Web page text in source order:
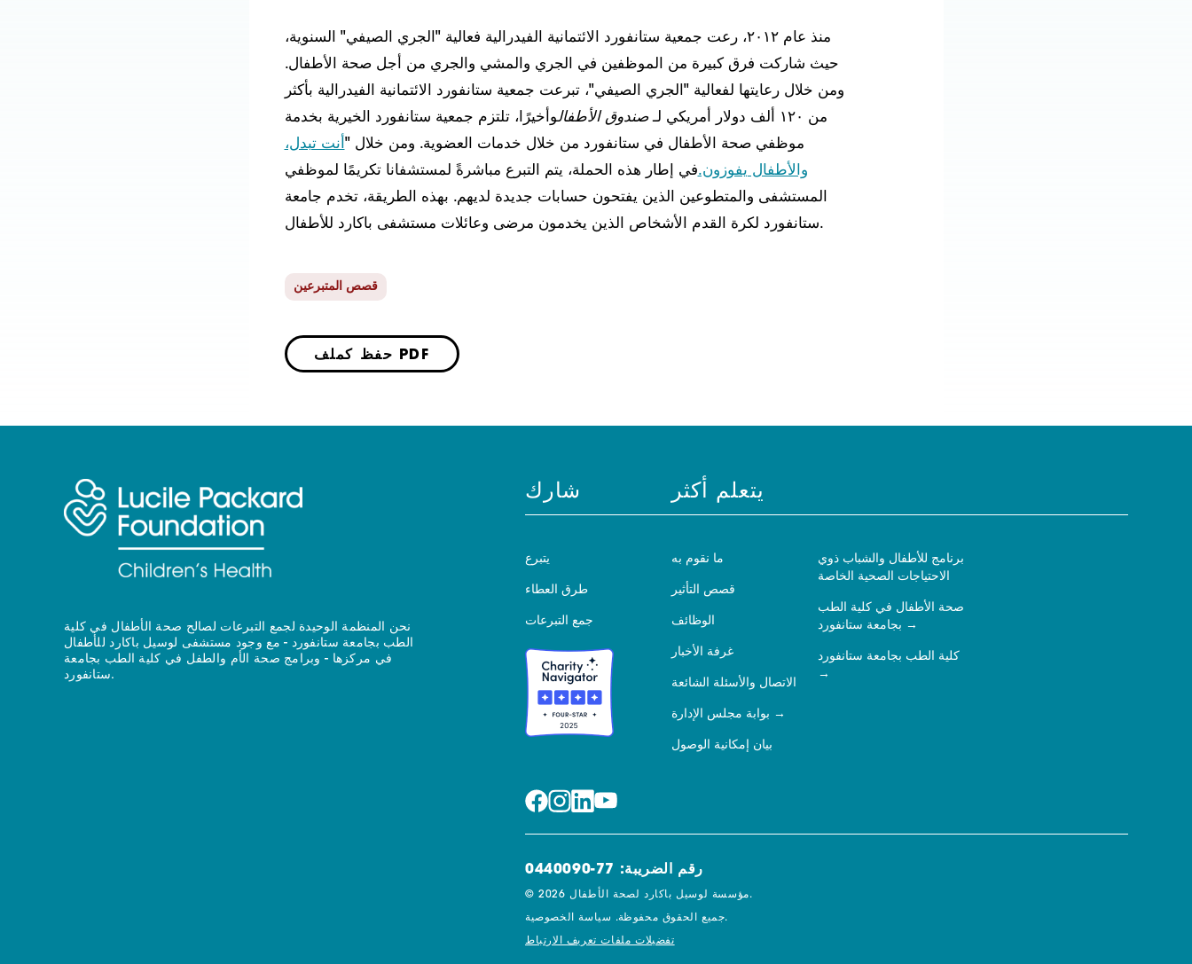
منذ عام ٢٠١٢، رعت جمعية ستانفورد الائتمانية الفيدرالية فعالية "الجري الصيفي" السنوية،
حيث شاركت فرق كبيرة من الموظفين في الجري والمشي والجري من أجل صحة الأطفال.
ومن خلال رعايتها لفعالية "الجري الصيفي"، تبرعت جمعية ستانفورد الائتمانية الفيدرالية بأكثر
من ١٢٠ ألف دولار أمريكي لـ
صندوق الأطفالوأخيرًا، تلتزم جمعية ستانفورد الخيرية بخدمة
موظفي صحة الأطفال في ستانفورد من خلال خدمات العضوية. ومن خلال " أنت تبدل،
والأطفال يفوزون.في إطار هذه الحملة، يتم التبرع مباشرةً لمستشفانا تكريمًا لموظفي
المستشفى والمتطوعين الذين يفتحون حسابات جديدة لديهم. بهذه الطريقة، تخدم جامعة
ستانفورد لكرة القدم الأشخاص الذين يخدمون مرضى وعائلات مستشفى باكارد للأطفال.
قصص المتبرعين
حفظ كملف PDF
نحن المنظمة الوحيدة لجمع التبرعات لصالح صحة الأطفال في كلية
الطب بجامعة ستانفورد - مع وجود مستشفى لوسيل باكارد للأطفال
في مركزها - وبرامج صحة الأم والطفل في كلية الطب بجامعة
ستانفورد.
شارك
يتبرع
طرق العطاء
جمع التبرعات
يتعلم أكثر
ما نقوم به
قصص التأثير
الوظائف
غرفة الأخبار
الاتصال والأسئلة الشائعة
بوابة مجلس الإدارة
بيان إمكانية الوصول
برنامج للأطفال والشباب ذوي
الاحتياجات الصحية الخاصة
صحة الأطفال في كلية الطب
بجامعة ستانفورد
كلية الطب بجامعة ستانفورد
رقم الضريبة: 77-0440090
© 2026 مؤسسة لوسيل باكارد لصحة الأطفال.
جميع الحقوق محفوظة.سياسة الخصوصية.
تفضيلات ملفات تعريف الارتباط